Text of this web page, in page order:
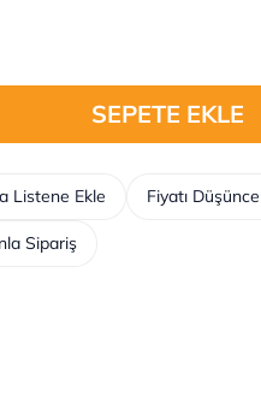
SEPETE EKLE
Sipariş
Listene Ekle Fiyatı